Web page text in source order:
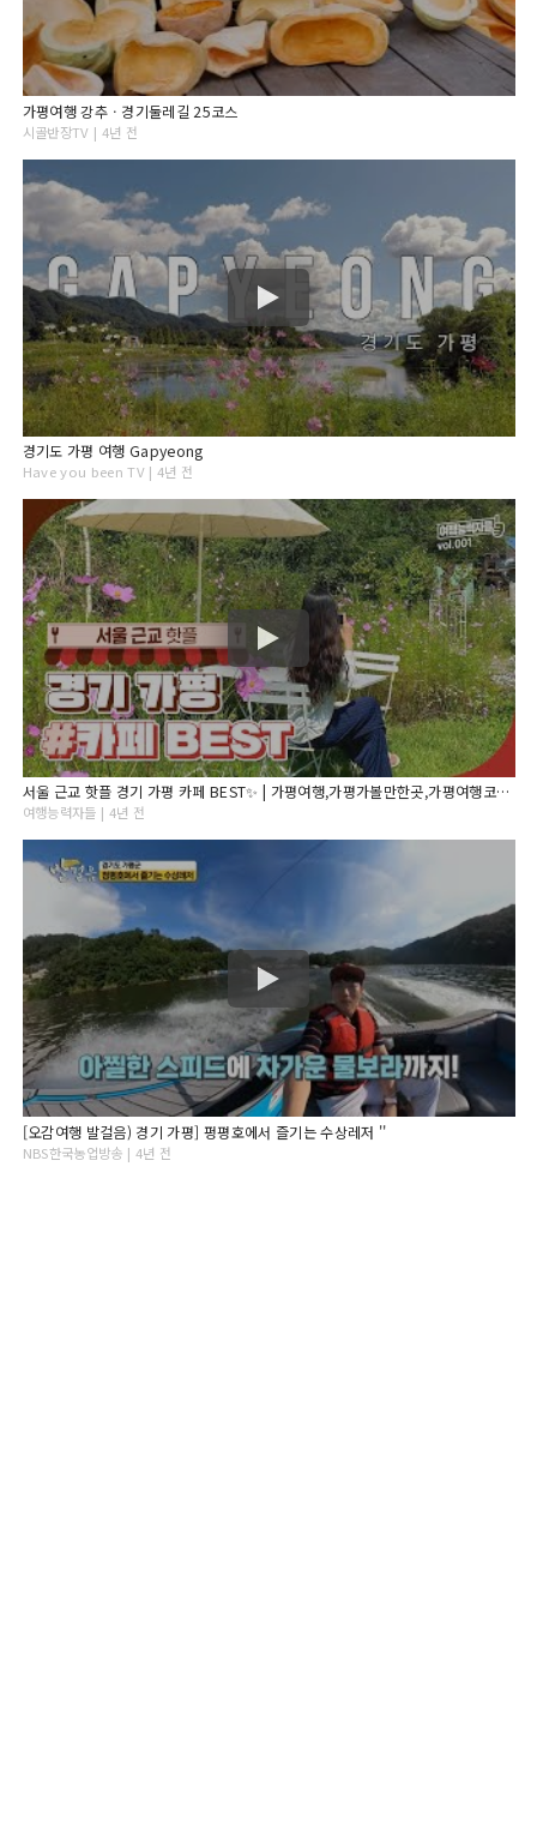
가평여행 강추ㆍ경기둘레길 25코스
시골반장TV | 4년 전
경기도 가평 여행 Gapyeong
Have you been TV | 4년 전
서울 근교 핫플 경기 가평 카페 BEST✨ | 가평여행,가평가볼만한곳,가평여행코스,경기도가볼만한곳, 서울근교가볼만한곳,가평카페,서울근교드라이브,서울근교카페,경기도카페,가평데이트
여행능력자들 | 4년 전
[오감여행 발걸음) 경기 가평] 펑평호에서 즐기는 수상레저 ''
NBS한국농업방송 | 4년 전